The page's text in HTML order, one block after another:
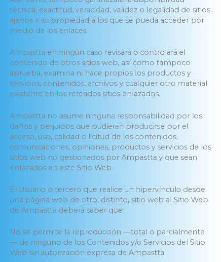
técnica, exactitud, veracidad, validez o legalidad de sitios
ajenos a su propiedad a los que se pueda acceder por
medio de los enlaces.
Ampastta en ningún caso revisará o controlará el
contenido de otros sitios web, así como tampoco
aprueba, examina ni hace propios los productos y
servicios, contenidos, archivos y cualquier otro material
existente en los referidos sitios enlazados.
Ampastta no asume ninguna responsabilidad por los
daños y perjuicios que pudieran producirse por el
acceso, uso, calidad o licitud de los contenidos,
comunicaciones, opiniones, productos y servicios de los
sitios web no gestionados por Ampastta y que sean
enlazados en este Sitio Web.
El Usuario o tercero que realice un hipervínculo desde
una página web de otro, distinto, sitio web al Sitio Web
de Ampastta deberá saber que:
No se permite la reproducción —total o parcialmente
— de ninguno de los Contenidos y/o Servicios del Sitio
Web sin autorización expresa de Ampastta.